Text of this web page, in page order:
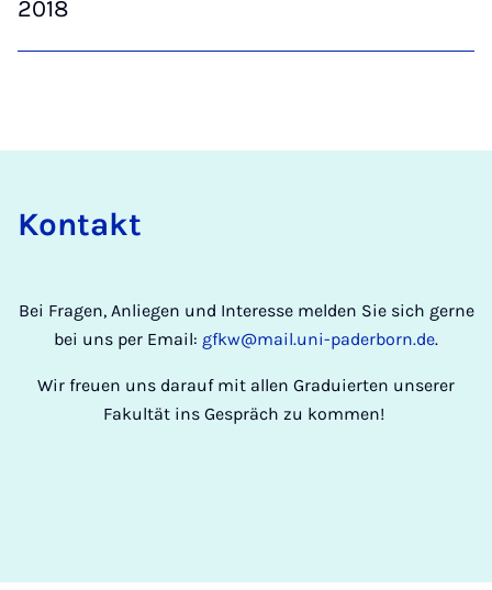
2018
Kon­takt
Bei Fra­gen, An­lie­gen und In­ter­es­se mel­den Sie sich ger­ne
bei uns per Email: gfkw@mail.uni-paderborn.de.
Wir freuen uns darauf mit allen Graduierten unserer
Fakultät ins Gespräch zu kommen!